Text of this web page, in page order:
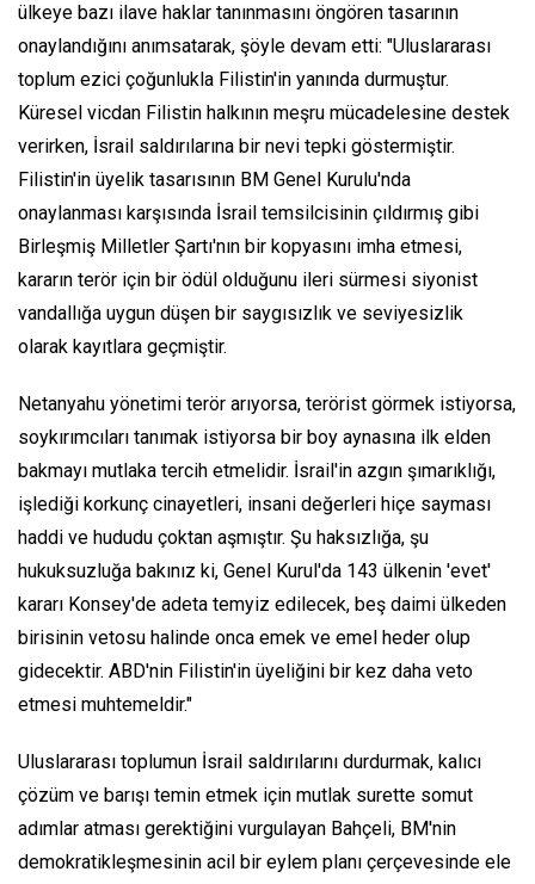
ülkeye bazı ilave haklar tanınmasını öngören tasarının
onaylandığını anımsatarak, şöyle devam etti: "Uluslararası
toplum ezici çoğunlukla Filistin'in yanında durmuştur.
Küresel vicdan Filistin halkının meşru mücadelesine destek
verirken, İsrail saldırılarına bir nevi tepki göstermiştir.
Filistin'in üyelik tasarısının BM Genel Kurulu'nda
onaylanması karşısında İsrail temsilcisinin çıldırmış gibi
Birleşmiş Milletler Şartı'nın bir kopyasını imha etmesi,
kararın terör için bir ödül olduğunu ileri sürmesi siyonist
vandallığa uygun düşen bir saygısızlık ve seviyesizlik
olarak kayıtlara geçmiştir.
Netanyahu yönetimi terör arıyorsa, terörist görmek istiyorsa,
soykırımcıları tanımak istiyorsa bir boy aynasına ilk elden
bakmayı mutlaka tercih etmelidir. İsrail'in azgın şımarıklığı,
işlediği korkunç cinayetleri, insani değerleri hiçe sayması
haddi ve hududu çoktan aşmıştır. Şu haksızlığa, şu
hukuksuzluğa bakınız ki, Genel Kurul'da 143 ülkenin 'evet'
kararı Konsey'de adeta temyiz edilecek, beş daimi ülkeden
birisinin vetosu halinde onca emek ve emel heder olup
gidecektir. ABD'nin Filistin'in üyeliğini bir kez daha veto
etmesi muhtemeldir."
Uluslararası toplumun İsrail saldırılarını durdurmak, kalıcı
çözüm ve barışı temin etmek için mutlak surette somut
adımlar atması gerektiğini vurgulayan Bahçeli, BM'nin
demokratikleşmesinin acil bir eylem planı çerçevesinde ele